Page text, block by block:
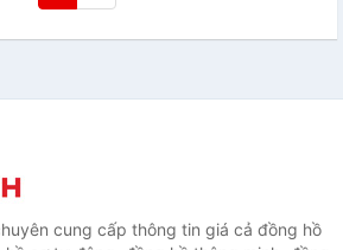
cung cấp thông tin giá cả đồng hồ